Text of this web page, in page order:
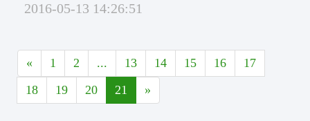
愈是亲近，愈要严格要求。 2、廉洁奉公。管理人员
私。严于律己，遵纪守法，做清正廉洁的模范，做克
己奉公的先锋。 3、服从管理。医院是一个...
2016-05-13 14:26:51
« 1 2 ... 13 14 15 16
17
18
19 20 21 »